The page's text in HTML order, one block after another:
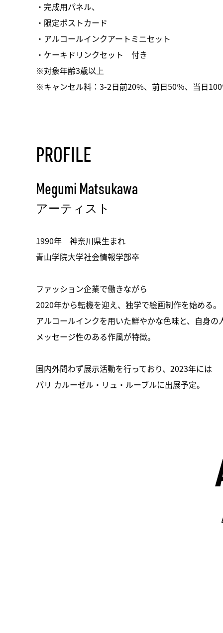
・完成用パネル、
・限定ポストカード
・アルコールインクアートミニセット
・ケーキドリンクセット 付き
※対象年齢3歳以上
※キャンセル料：3-2日前20%、前日50％、当日
PROFILE
Megumi Matsukawa
アーティスト
1990年 神奈川県生まれ
青山学院大学社会情報学部卒
ファッション企業で働きながら
2020年から転機を迎え、独学で絵画制作を始める。
アルコールインクを用いた鮮やかな色味と、自身の
メッセージ性のある作風が特徴。
国内外問わず展示活動を行っており、2023年には
パリ カルーゼル・リュ・ルーブルに出展予定。